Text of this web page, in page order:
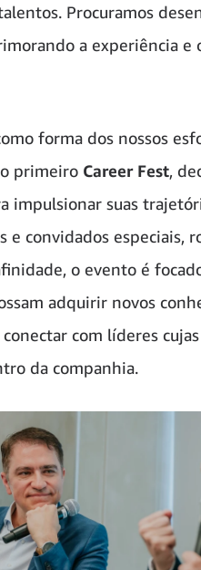
Procuramos
a experiência e
forma dos nossos
primeiro Career Fest,
impulsionar suas
e convidados especiais,
o evento é
adquirir novos
com líderes
da companhia.